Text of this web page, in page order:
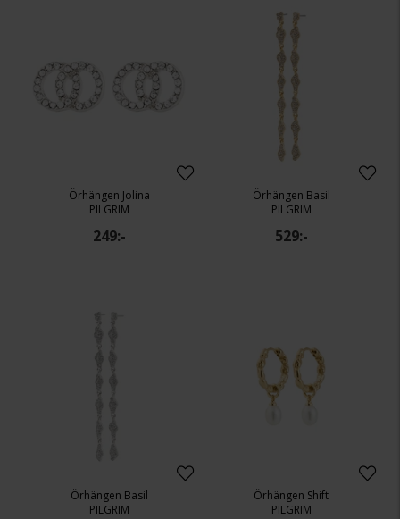
Örhängen Jolina
PILGRIM
249:-
Örhängen Basil
PILGRIM
529:-
Örhängen Basil
PILGRIM
Örhängen Shift
PILGRIM